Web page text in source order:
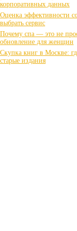
корпоративных данных
Оценка эффективности
выбрать сервис
Почему спа — это не
обновление для женщин
Скупка книг в Москве:
старые издания